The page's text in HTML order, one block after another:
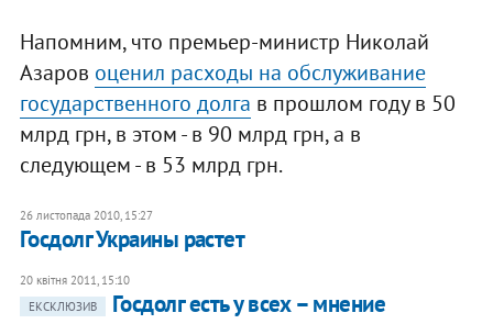
Напомним, что премьер-министр Николай
Азаров оценил расходы на обслуживание
государственного долга в прошлом году в 50
млрд грн, в этом - в 90 млрд грн, а в
следующем - в 53 млрд грн.
26 листопада 2010, 15:27
​Госдолг Украины растет
20 квітня 2011, 15:10
ЕКСКЛЮЗИВ
​Госдолг есть у всех – мнение